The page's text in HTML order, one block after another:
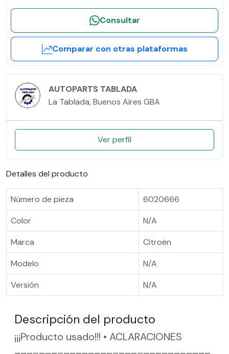
Consultar
Comparar con otras plataformas
AUTOPARTS TABLADA
La Tablada, Buenos Aires GBA
Ver perfil
Detalles del producto
Número de pieza
6020666
Color
N/A
Marca
Citroën
Modelo
N/A
Versión
N/A
Descripción del producto
¡¡¡Producto usado!!! • ACLARACIONES